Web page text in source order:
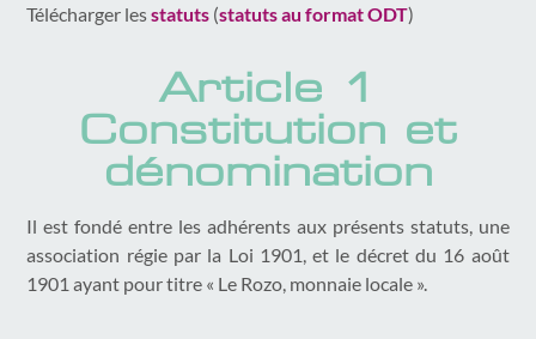
Télécharger lesstatuts (statuts au format ODT)
Article 1
Constitution et
dénomination
Il est fondé entre les adhérents aux présents statuts, une
association régie par la Loi 1901, et le décret du 16 août
1901 ayant pour titre « Le Rozo, monnaie locale ».